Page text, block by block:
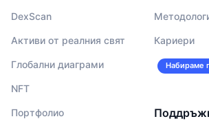
DexScan
Активи от реалния свят
Глобални диаграми
NFT
Портфолио
Кариери
Набираме